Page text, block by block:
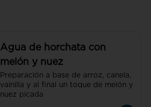
Agua de horchata con
melón y nuez
Preparación a base de arroz, canela,
vainilla y al final un toque de melón y
nuez picada